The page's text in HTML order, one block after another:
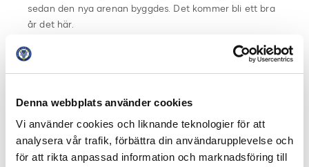
Denna webbplats använder cookies
Vi använder cookies och liknande teknologier för att
analysera vår trafik, förbättra din användarupplevelse och
för att rikta anpassad information och marknadsföring till
sedan den nya arenan byggdes. Det kommer bli ett bra
år det här.
Svenska Speltelefonen går att följa på Instagram där
den vandrar mellan kända idrottsprofiler och lag vecka
samtidigt vann VM-guld.
– Det är ett roligt koncept om man gör det bra, om man
kan bjuda på sig själv. Det är ett Instagramkonto som
alla borde följa. Man får en bra inblick i många lag. Tack